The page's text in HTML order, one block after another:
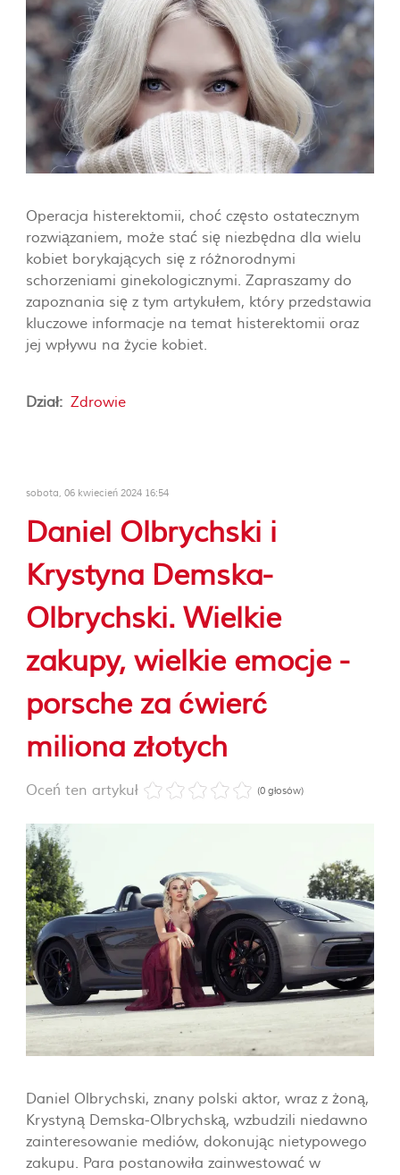
obowiązek. W
dzisiejszych czasach
zapominamy i
zaniedbujemy ten
ważny element dnia.
więcej
więcej
więcej
Operacja histerektomii, choć często ostatecznym
rozwiązaniem, może stać się niezbędna dla wielu
kobiet borykających się z różnorodnymi
schorzeniami ginekologicznymi. Zapraszamy do
zapoznania się z tym artykułem, który przedstawia
kluczowe informacje na temat histerektomii oraz
jej wpływu na życie kobiet.
Dział: Zdrowie
sobota, 06 kwiecień 2024 16:54
Daniel Olbrychski i
Krystyna Demska-
Olbrychski. Wielkie
zakupy, wielkie emocje -
porsche za ćwierć
miliona złotych
Oceń ten artykuł (0 głosów)
Daniel Olbrychski, znany polski aktor, wraz z żoną,
Krystyną Demska-Olbrychską, wzbudzili niedawno
zainteresowanie mediów, dokonując nietypowego
zakupu. Para postanowiła zainwestować w